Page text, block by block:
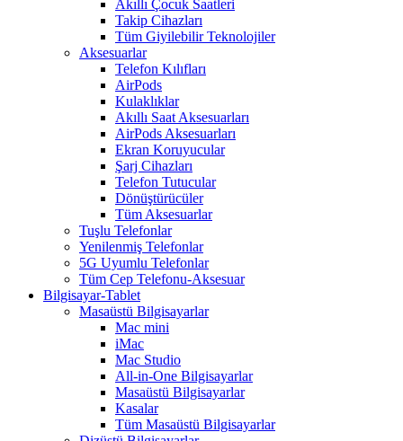
Akıllı Çocuk Saatleri
Takip Cihazları
Tüm Giyilebilir Teknolojiler
Aksesuarlar
Telefon Kılıfları
AirPods
Kulaklıklar
Akıllı Saat Aksesuarları
AirPods Aksesuarları
Ekran Koruyucular
Şarj Cihazları
Telefon Tutucular
Dönüştürücüler
Tüm Aksesuarlar
Tuşlu Telefonlar
Yenilenmiş Telefonlar
5G Uyumlu Telefonlar
Tüm Cep Telefonu-Aksesuar
Bilgisayar-Tablet
Masaüstü Bilgisayarlar
Mac mini
iMac
Mac Studio
All-in-One Bilgisayarlar
Masaüstü Bilgisayarlar
Kasalar
Tüm Masaüstü Bilgisayarlar